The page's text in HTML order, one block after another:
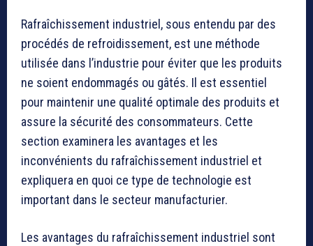
Rafraîchissement industriel, sous entendu par des
procédés de refroidissement, est une méthode
utilisée dans l’industrie pour éviter que les produits
ne soient endommagés ou gâtés. Il est essentiel
pour maintenir une qualité optimale des produits et
assure la sécurité des consommateurs. Cette
section examinera les avantages et les
inconvénients du rafraîchissement industriel et
expliquera en quoi ce type de technologie est
important dans le secteur manufacturier.
Les avantages du rafraîchissement industriel sont